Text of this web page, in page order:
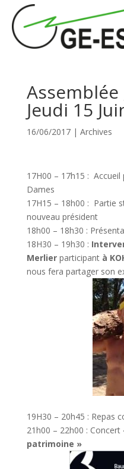
Jeudi 15
16/06/2017| Archives
17H00 – 17h15 :
Dames
17H15 – 18h00 : Partie
nouveau président
18h00 – 18h30 :
18H30 – 19h30 :
Merlier participantà
nous fera partager son
19H30 – 20h45 : Repas
21h00 – 22h00 : Concert
patrimoine »